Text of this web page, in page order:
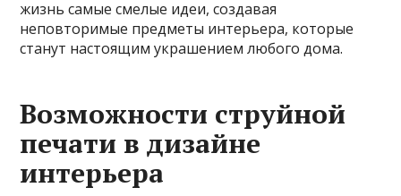
жизнь самые смелые идеи, создавая
неповторимые предметы интерьера, которые
станут настоящим украшением любого дома.
Возможности струйной
печати в дизайне
интерьера